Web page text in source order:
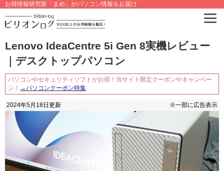
お得情報研究家「まめ」がパソコン情報をお届け
Lenovo IdeaCentre 5i Gen 8実機レビュー
｜デスクトップパソコン
パソコンやセキュリティソフトがお得！当サイト限定クーポンやキャンペー
ン！ →パソコンクーポン特集
2024年5月18日 更新 ※一部に広告表示